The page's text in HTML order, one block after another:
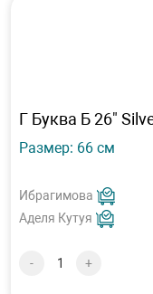
Г Буква Б 26"
Размер: 66 см
Ибрагимова
Аделя Кутуя
- +